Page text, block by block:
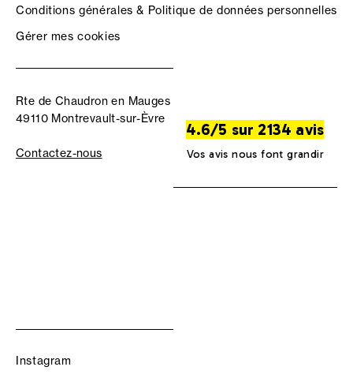
Conditions générales & Politique de données personnelles
Gérer mes cookies
Rte de Chaudron en Mauges
49110 Montrevault-sur-Èvre
Contactez-nous
4.6/5 sur 2134 avis
Vos avis nous font grandir
Instagram